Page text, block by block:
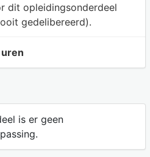
dit opleidingsonderdeel
gedelibereerd).
is er geen